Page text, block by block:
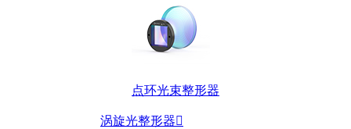
点环光束整形器
涡旋光整形器